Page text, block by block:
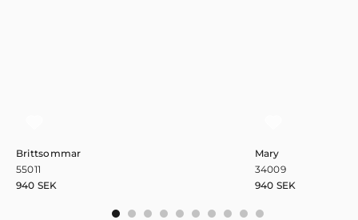
Brittsommar
55011
940 SEK
Mary
34009
940 SEK